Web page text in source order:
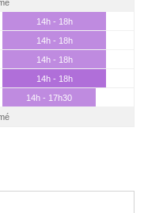
14h - 18h
14h - 18h
14h - 18h
14h - 18h
14h - 17h30